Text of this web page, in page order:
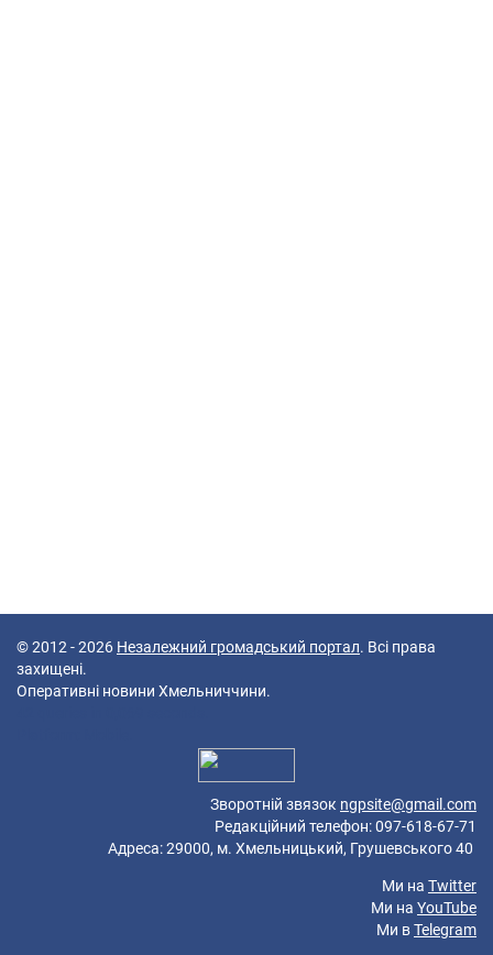
© 2012 - 2026 Незалежний громадський портал. Всі права
захищені.
Оперативні новини Хмельниччини.
Зворотній звязок ngpsite@gmail.com
Редакційний телефон: 097-618-67-71
Адреса: 29000, м. Хмельницький, Грушевського 40
Ми на Twitter
Ми на YouTube
Ми вTelegram